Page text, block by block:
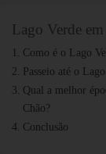
Lago Verde
Como é o Lago
Passeio até o
Qual a melhor
Chão?
Conclusão